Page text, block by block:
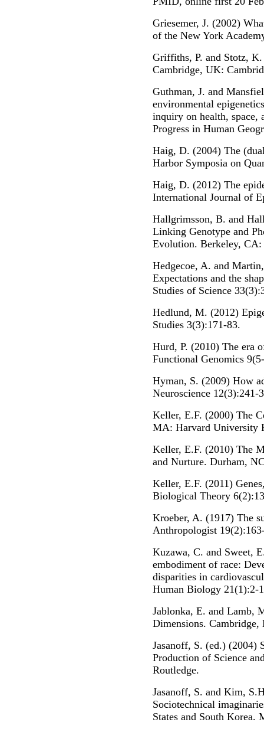
Griesemer, J. (2002)
of the New York
Griffiths, P. and Stotz,
Cambridge, UK:
Guthman, J. and
environmental
inquiry on health, space,
Progress in Human
Haig, D. (2004) The
Harbor Symposia on
Haig, D. (2012) The
International Journal of
Hallgrimsson, B. and
Linking Genotype and
Evolution. Berkeley,
Hedgecoe, A. and
Expectations and the
Studies of Science
Hedlund, M. (2012)
Studies 3(3):171-83.
Hurd, P. (2010) The era
Functional Genomics
Hyman, S. (2009) How
Neuroscience 12(3):241-
Keller, E.F. (2000) The
MA: Harvard University
Keller, E.F. (2010) The
and Nurture. Durham,
Keller, E.F. (2011)
Biological Theory
Kroeber, A. (1917) The
Anthropologist
Kuzawa, C. and Sweet,
embodiment of race:
disparities in
Human Biology 21(1):2-
Jablonka, E. and Lamb,
Dimensions.
Jasanoff, S. (ed.) (2004)
Production of Science
Routledge.
Jasanoff, S. and Kim,
Sociotechnical
States and South Korea.